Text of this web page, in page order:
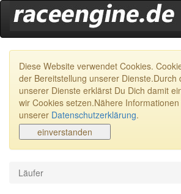
Diese Website verwendet Cookies.
der Bereitstellung unserer Dienste.Durch
unserer Dienste erklärst Du Dich damit
wir Cookies setzen.Nähere
unserer Datenschutzerklärung.
Läufer